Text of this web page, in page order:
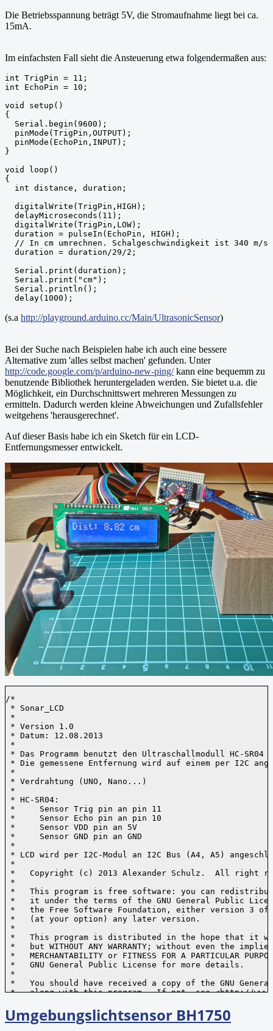
Die Betriebsspannung beträgt 5V, die Stromaufnahme liegt bei ca.
15mA.
Im einfachsten Fall sieht die Ansteuerung etwa folgendermaßen aus:
int TrigPin = 11;
int EchoPin = 10;
void setup()
{
  Serial.begin(9600);
  pinMode(TrigPin,OUTPUT);
  pinMode(EchoPin,INPUT);
}
void loop()
{
  int distance, duration;
  digitalWrite(TrigPin,HIGH);
  delayMicroseconds(11);
  digitalWrite(TrigPin,LOW);
  duration = pulseIn(EchoPin, HIGH);
// In cm umrechnen. Schalgeschwindigkeit ist 340 m/s
  duration = duration/29/2;
  Serial.print(duration);
  Serial.print("cm");
  Serial.println();
(s.a http://playground.arduino.cc/Main/UltrasonicSensor)
Bei der Suche nach Beispielen habe ich auch eine bessere
Alternative zum 'alles selbst machen' gefunden. Unter
http://code.google.com/p/arduino-new-ping/kann eine bequemm zu
benutzende Bibliothek heruntergeladen werden. Sie bietet u.a. die
Möglichkeit, ein Durchschnittswert mehreren Messungen zu
ermitteln. Dadurch werden kleine Abweichungen und Zufallsfehler
weitgehens 'herausgerechnet'.
Auf dieser Basis habe ich ein Sketch für ein LCD-
Entfernungsmesser entwickelt.
/*
* Sonar_LCD
*
* Version 1.0
* Datum: 12.08.2013
*
* Das Programm benutzt den Ultraschallmodull HC-SR04
* Die gemessene Entfernung wird auf einem per I2C
*
* Verdrahtung (UNO, Nano...)
*
* HC-SR04:
*     Sensor Trig pin an pin 11
*     Sensor Echo pin an pin 10
*     Sensor VDD pin an 5V
*     Sensor GND pin an GND
*
* LCD wird per I2C-Modul an I2C Bus (A4, A5)
*
*   Copyright (c) 2013 Alexander Schulz.  All right
*
*   This program is free software: you can
*   it under the terms of the GNU General Public
*   the Free Software Foundation, either version 3 of
*   (at your option) any later version.
*
*   This program is distributed in the hope that it
*   but WITHOUT ANY WARRANTY; without even the
*   MERCHANTABILITY or FITNESS FOR A PARTICULAR
*   GNU General Public License for more details.
*
*   You should have received a copy of the GNU
*   along with this program.  If not, see <http://
#include
#include <LiquidCrystal_I2C.h>
Umgebungslichtsensor BH1750